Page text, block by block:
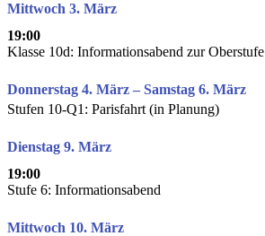
Mittwoch 3. März
19:00
Klasse 10d: Informationsabend zur Oberstufe
Donnerstag 4. März – Samstag 6. März
Stufen 10-Q1: Parisfahrt (in Planung)
Dienstag 9. März
19:00
Stufe 6: Informationsabend
Mittwoch 10. März